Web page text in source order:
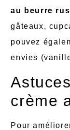
au beurre
gâteaux,
pouvez
envies
crème
Pour